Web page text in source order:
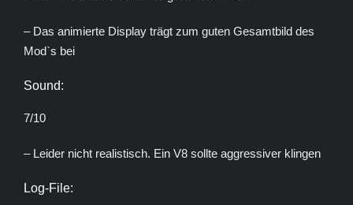
– Das animierte Display trägt zum guten Gesamtbild des
Mod`s bei
Sound:
7/10
– Leider nicht realistisch. Ein V8 sollte aggressiver klingen
Log-File: